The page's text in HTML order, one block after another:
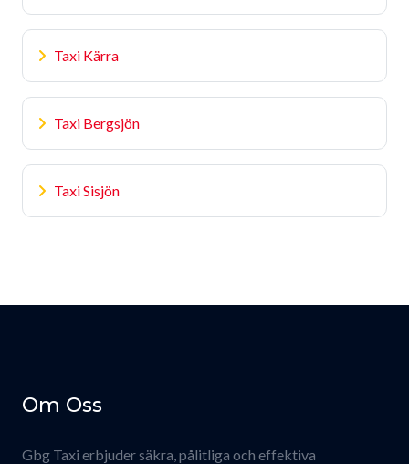
Taxi Kärra
Taxi Bergsjön
Taxi Sisjön
Om Oss
Gbg Taxi erbjuder säkra, pålitliga och effektiva